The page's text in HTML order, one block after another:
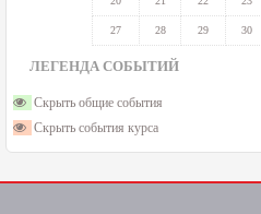
27 28 29 30
ЛЕГЕНДА СОБЫТИЙ
Скрыть общие события
Скрыть события курса